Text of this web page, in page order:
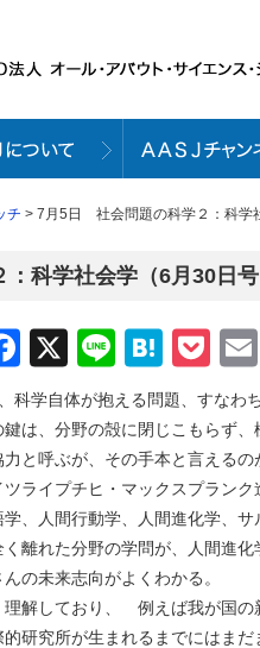
チ > 7月5日 社会問題の科学２：科学
科学社会学（6月30日号
Facebook
X Line
自体が抱える問題、すなわち
、分野の殻に閉じこもらず、
と呼ぶが、その手本と言える
ライプチヒ・マックスプラン
、人間行動学、人間進化学、
離れた分野の学問が、人間進
の未来志向がよくわかる。
しており、 例えば我が国の
研究所が生まれるまでにはまだ